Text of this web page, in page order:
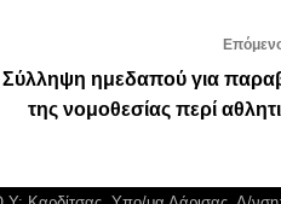
Σύλληψη ημεδαπού για
της νομοθεσίας περί